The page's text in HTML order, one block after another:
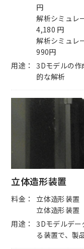
円
解析シミュレ
4,180 円
解析シミュレ
990円
用途
3Dモデルの
的な解析
立体造形装置
料金
立体造形装
立体造形装
用途
3Dモデルデ
る装置で、製